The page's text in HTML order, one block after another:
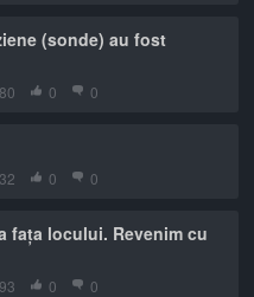
(sonde) au fost
0 0
0 0
fața locului. Revenim cu
0 0